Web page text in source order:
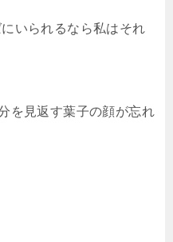
いられるなら私はそれ
を見返す葉子の顔が忘れ